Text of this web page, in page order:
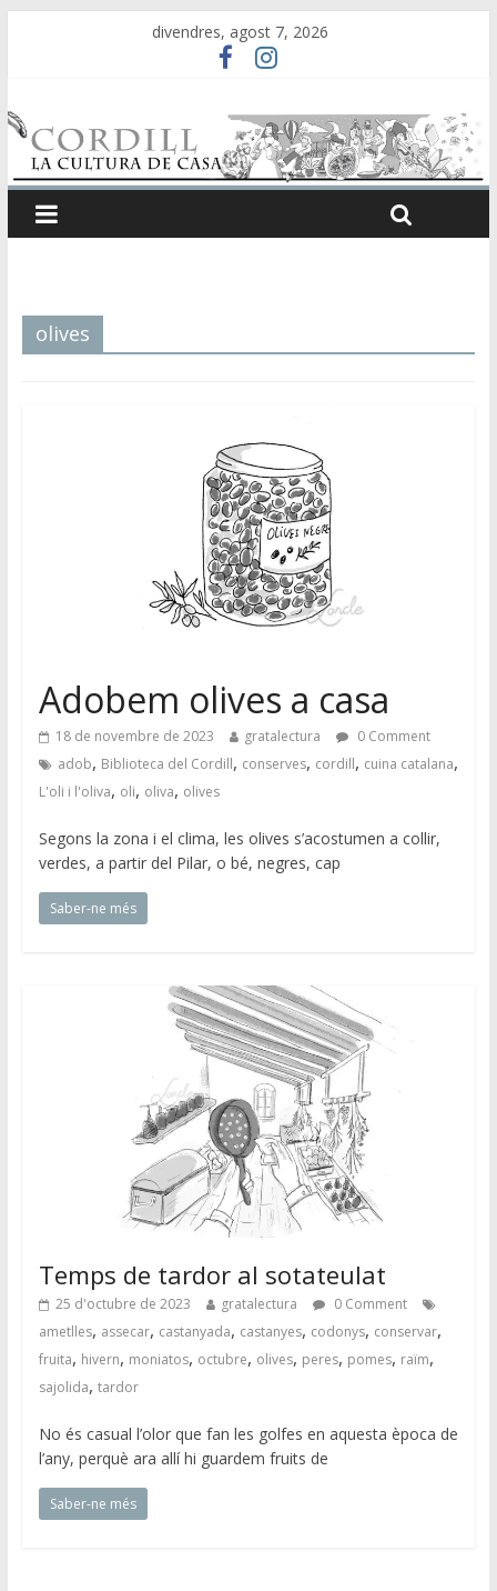
divendres, agost 7, 2026
olives
Adobem olives a casa
18 de novembre de 2023 gratalectura
0 Comment
adob, Biblioteca del Cordill, conserves, cordill, cuina catalana,
L'oli i l'oliva, oli, oliva, olives
Segons la zona i el clima, les olives s’acostumen a collir,
verdes, a partir del Pilar, o bé, negres, cap
Saber-ne més
Temps de tardor al sotateulat
25 d'octubre de 2023 gratalectura
0 Comment
ametlles, assecar, castanyada, castanyes, codonys, conservar,
fruita, hivern, moniatos, octubre, olives, peres, pomes, raïm,
sajolida, tardor
No és casual l’olor que fan les golfes en aquesta època de
l’any, perquè ara allí hi guardem fruits de
Saber-ne més